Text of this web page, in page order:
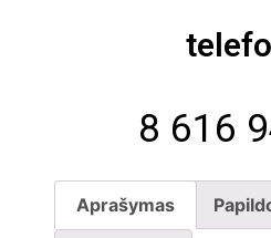
8 616
Aprašymas